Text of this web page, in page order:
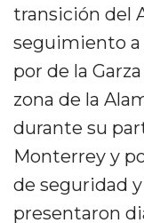
transición del
seguimiento a
por de la
zona de la
durante su
Monterrey y
de seguridad
presentaron